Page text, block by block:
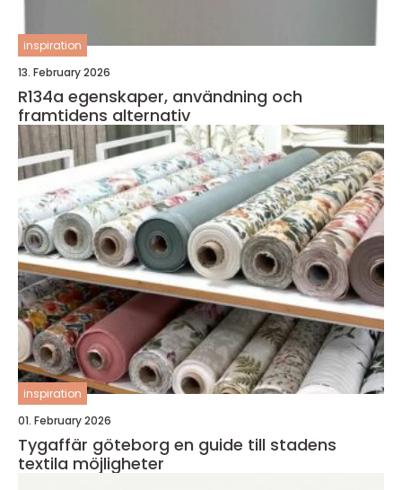
inspiration
13. February 2026
R134a egenskaper, användning och
framtidens alternativ
inspiration
01. February 2026
Tygaffär göteborg en guide till stadens
textila möjligheter